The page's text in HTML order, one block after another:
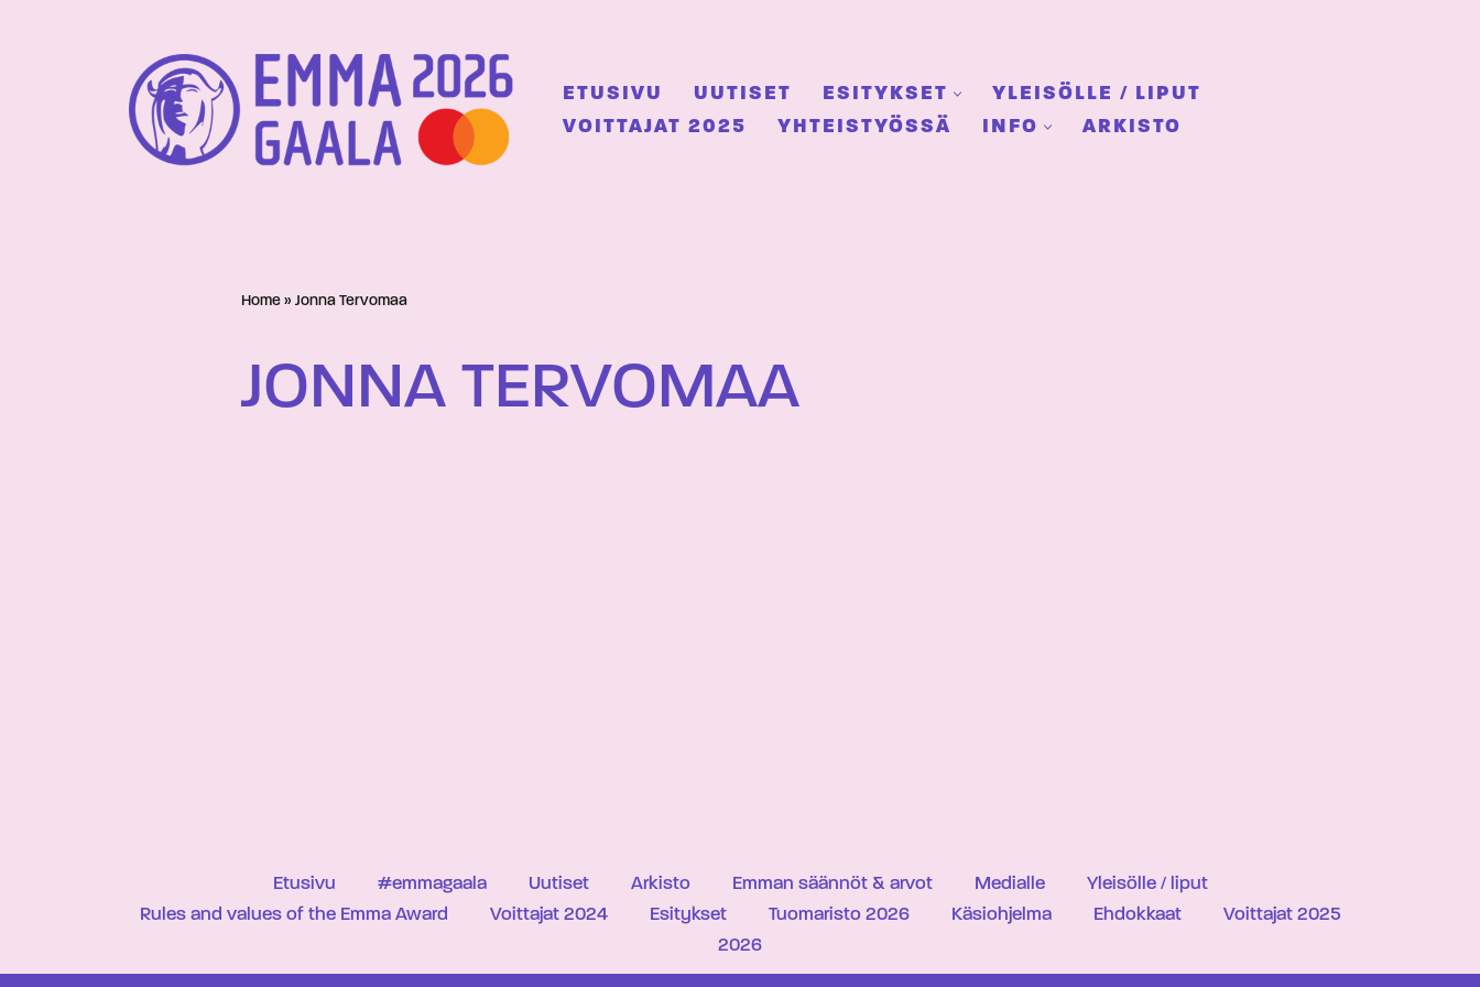
ETUSIVU UUTISET ESITYKSET
YLEISÖLLE / LIPUT
VOITTAJAT 2025
YHTEISTYÖSSÄ INFO ARKISTO
Home » Jonna Tervomaa
JONNA TERVOMAA
Etusivu #emmagaala Uutiset Arkisto Emman säännöt & arvot Medialle
Yleisölle / liput
Rules and values of the Emma Award
Voittajat 2024 Esitykset Tuomaristo 2026 Käsiohjelma Ehdokkaat
Voittajat 2025
2026